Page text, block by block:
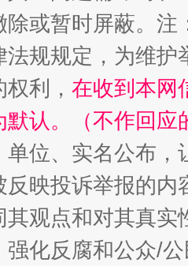
后
除或暂时屏蔽。
法规规定，为维
利， 在收到本网
默认。（不作回应
单位、实名公布
反映投诉举报的
其观点和对其真实
强化反腐和公众/